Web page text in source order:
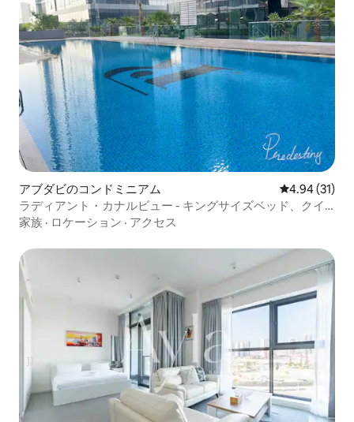
アブダビのコンドミニアム レビュー31
4.94 (31)
ラディアント・カナルビュー - キングサイズベッド、クイ
ーンベッド2台、ツインベッド2台
家族 · ロケーション · アクセス